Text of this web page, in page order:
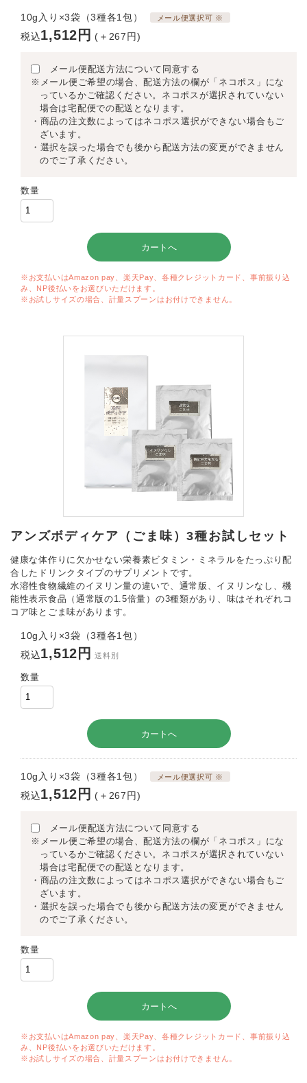
10g入り×3袋（3種各1包） メール便選択可 ※
税込1,512円 (＋267円)
メール便配送方法について同意する
※メール便ご希望の場合、配送方法の欄が「ネコポス」にな
っているかご確認ください。ネコポスが選択されていない
場合は宅配便での配送となります。
・商品の注文数によってはネコポス選択ができない場合もご
ざいます。
・選択を誤った場合でも後から配送方法の変更ができません
のでご了承ください。
数量
※お支払いはAmazon pay、楽天Pay、各種クレジットカード、事前振り込
み、NP後払いをお選びいただけます。
※お試しサイズの場合、計量スプーンはお付けできません。
アンズボディケア（ごま味）3種お試しセット
健康な体作りに欠かせない栄養素ビタミン・ミネラルをたっぷり配
合したドリンクタイプのサプリメントです。
水溶性食物繊維のイヌリン量の違いで、通常版、イヌリンなし、機
能性表示食品（通常版の1.5倍量）の3種類があり、味はそれぞれコ
コア味とごま味があります。
10g入り×3袋（3種各1包）
税込1,512円 送料別
数量
10g入り×3袋（3種各1包） メール便選択可 ※
税込1,512円 (＋267円)
メール便配送方法について同意する
※メール便ご希望の場合、配送方法の欄が「ネコポス」にな
っているかご確認ください。ネコポスが選択されていない
場合は宅配便での配送となります。
・商品の注文数によってはネコポス選択ができない場合もご
ざいます。
・選択を誤った場合でも後から配送方法の変更ができません
のでご了承ください。
数量
※お支払いはAmazon pay、楽天Pay、各種クレジットカード、事前振り込
み、NP後払いをお選びいただけます。
※お試しサイズの場合、計量スプーンはお付けできません。